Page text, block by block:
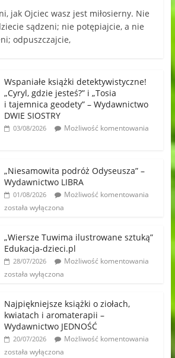
jak Ojciec wasz jest miłosierny. Nie
sądzeni; nie potępiajcie, a nie
odpuszczajcie,
Wspaniałe książki detektywistyczne!
„Cyryl, gdzie jesteś?” i „Tosia
i tajemnica geodety” – Wydawnictwo
DWIE SIOSTRY
03/08/2026
Możliwość komentowania
„Niesamowita podróż Odyseusza” –
Wydawnictwo LIBRA
01/08/2026
Możliwość komentowania
została wyłączona
„Wiersze Tuwima ilustrowane sztuką”
Edukacja-dzieci.pl
28/07/2026
Możliwość komentowania
została wyłączona
Najpiękniejsze książki o ziołach,
kwiatach i aromaterapii –
Wydawnictwo JEDNOŚĆ
20/07/2026
Możliwość komentowania
została wyłączona